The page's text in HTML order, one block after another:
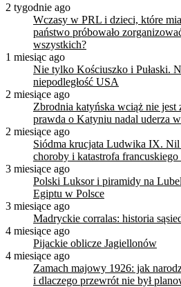
2 tygodnie ago
Wczasy w PRL i dzieci, które
państwo próbowało
wszystkich?
1 miesiąc ago
Nie tylko Kościuszko i Pułaski.
niepodległość USA
2 miesiące ago
Zbrodnia katyńska wciąż nie jest
prawda o Katyniu nadal uderza
2 miesiące ago
Siódma krucjata Ludwika IX. Nil
choroby i katastrofa
3 miesiące ago
Polski Luksor i piramidy na
Egiptu w Polsce
3 miesiące ago
Madryckie corralas: historia
4 miesiące ago
Pijackie oblicze Jagiellonów
4 miesiące ago
Zamach majowy 1926: jak
i dlaczego przewrót nie był